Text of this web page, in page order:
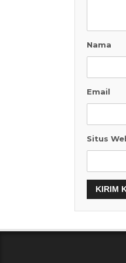
Nama
Email
Situs